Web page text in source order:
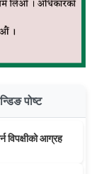
पोष्ट
विपक्षीको आग्रह